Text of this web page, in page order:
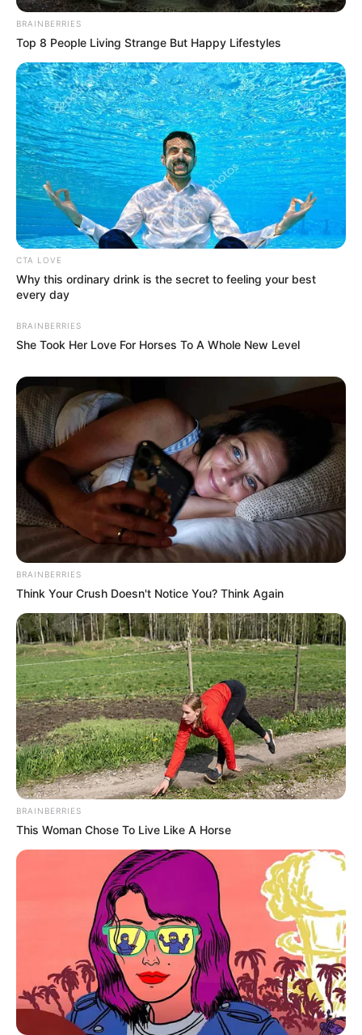
BRAINBERRIES
Top 8 People Living Strange But Happy Lifestyles
CTA LOVE
Why this ordinary drink is the secret to feeling your best
every day
BRAINBERRIES
She Took Her Love For Horses To A Whole New Level
BRAINBERRIES
Think Your Crush Doesn't Notice You? Think Again
BRAINBERRIES
This Woman Chose To Live Like A Horse